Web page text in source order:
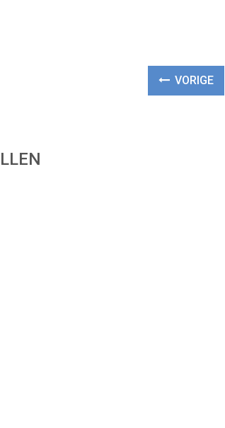
VORIGE